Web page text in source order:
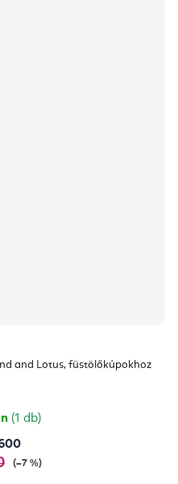
and Lotus, füstölőkúpokhoz
(1 db)
(–7 %)